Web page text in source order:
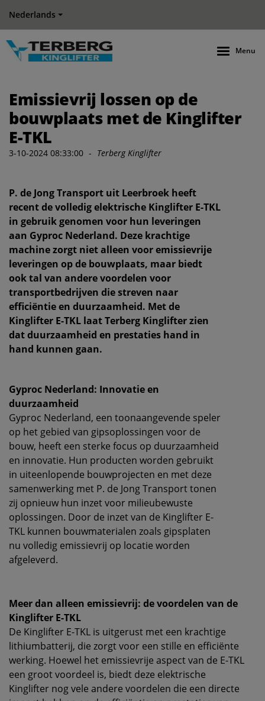
Nederlands
Menu
Emissievrij lossen op de
bouwplaats met de Kinglifter
E-TKL
3-10-2024 08:33:00 - Terberg Kinglifter
P. de Jong Transport uit Leerbroek heeft
recent de volledig elektrische Kinglifter E-TKL
in gebruik genomen voor hun leveringen
aan Gyproc Nederland. Deze krachtige
machine zorgt niet alleen voor emissievrije
leveringen op de bouwplaats, maar biedt
ook tal van andere voordelen voor
transportbedrijven die streven naar
efficiëntie en duurzaamheid. Met de
Kinglifter E-TKL laat Terberg Kinglifter zien
dat duurzaamheid en prestaties hand in
hand kunnen gaan.
Gyproc Nederland: Innovatie en
duurzaamheid
Gyproc Nederland, een toonaangevende speler
op het gebied van gipsoplossingen voor de
bouw, heeft een sterke focus op duurzaamheid
en innovatie. Hun producten worden gebruikt
in uiteenlopende bouwprojecten en met deze
samenwerking met P. de Jong Transport tonen
zij opnieuw hun inzet voor milieubewuste
oplossingen. Door de inzet van de Kinglifter E-
TKL kunnen bouwmaterialen zoals gipsplaten
nu volledig emissievrij op locatie worden
afgeleverd.
Meer dan alleen emissievrij: de voordelen van de
Kinglifter E-TKL
De Kinglifter E-TKL is uitgerust met een krachtige
lithiumbatterij, die zorgt voor een stille en efficiënte
werking. Hoewel het emissievrije aspect van de E-TKL
een groot voordeel is, biedt deze elektrische
Kinglifter nog vele andere voordelen die een directe